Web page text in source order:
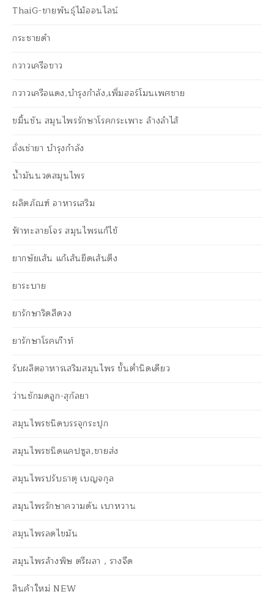
ThaiG-ขายพันธุ์ไม้ออนไลน์
กระชายดำ
กวาวเครือขาว
กวาวเครือแดง,บำรุงกำลัง,เพิ่มฮอร์โมนเพศชาย
ขมิ้นชัน สมุนไพรรักษาโรคกระเพาะ ล้างลำไส้
ถั่งเช่ายา บำรุงกำลัง
น้ำมันนวดสมุนไพร
ผลิตภัณฑ์ อาหารเสริม
ฟ้าทะลายโจร สมุนไพรแก้ไข้
ยากษัยเส้น แก้เส้นยึดเส้นตึง
ยาระบาย
ยารักษาริดสีดวง
ยารักษาโรคเก๊าท์
รับผลิตอาหารเสริมสมุนไพร ขั้นต่ำนิดเดียว
ว่านชักมดลูก-สุกัลยา
สมุนไพรชนิดบรรจุกระปุก
สมุนไพรชนิดแคปซูล,ขายส่ง
สมุนไพรปรับธาตุ เบญจกุล
สมุนไพรรักษาความดัน เบาหวาน
สมุนไพรลดไขมัน
สมุนไพรล้างพิษ ตรีผลา , รางจืด
สินค้าใหม่ NEW